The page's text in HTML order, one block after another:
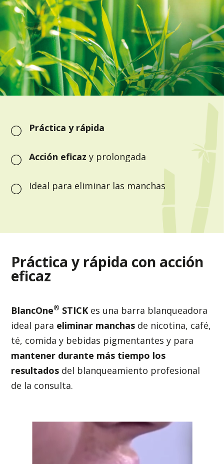
Práctica y rápida
Acción eficaz y prolongada
Ideal para eliminar las manchas
Práctica y rápida con acción
eficaz
BlancOne® STICK es una barra blanqueadora
ideal para eliminar manchas de nicotina, café,
té, comida y bebidas pigmentantes y para
mantener durante más tiempo los
resultados del blanqueamiento profesional
de la consulta.